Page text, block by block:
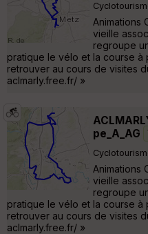
Animations
vieille
regroupe
pratique le vélo et la course à
retrouver au cours de visites
aclmarly.free.fr/ »
pe_A_AG
Animations
vieille
regroupe
pratique le vélo et la course à
retrouver au cours de visites
aclmarly.free.fr/ »